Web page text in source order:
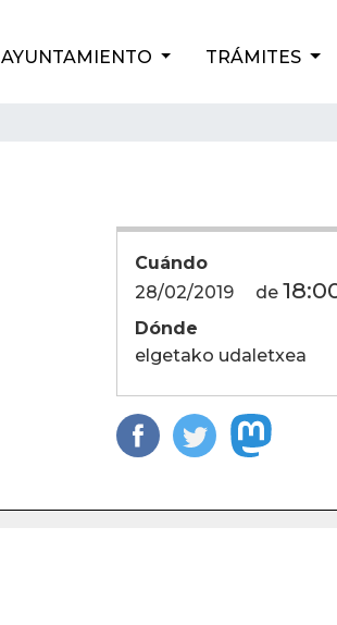
AYUNTAMIENTO TRÁMITES
Cuándo
28/02/2019
de
Dónde
elgetako udaletxea